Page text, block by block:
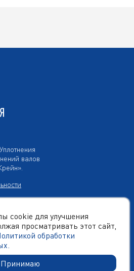
cookie для улучшения
просматривать этот сайт,
обработки
Принимаю
валов
– помогаем продвигать и